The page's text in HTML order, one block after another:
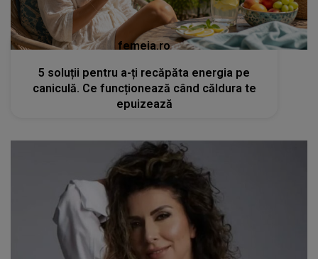
femeia.ro
5 soluții pentru a-ți recăpăta energia pe
caniculă. Ce funcționează când căldura te
epuizează